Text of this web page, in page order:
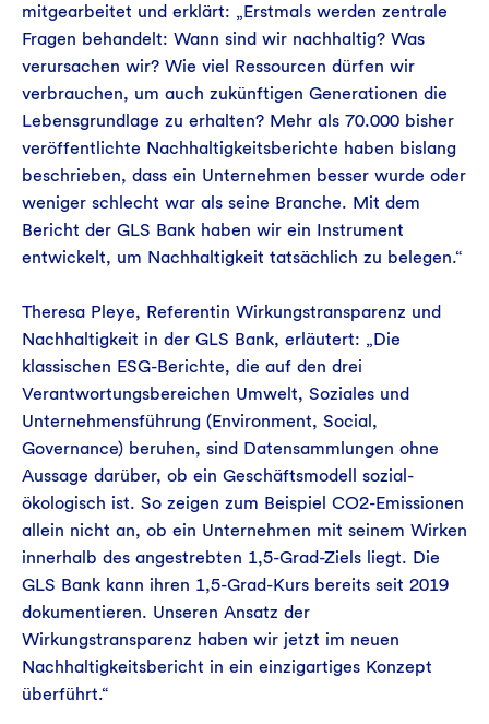
mitgearbeitet und erklärt: „Erstmals werden zentrale
Fragen behandelt: Wann sind wir nachhaltig? Was
verursachen wir? Wie viel Ressourcen dürfen wir
verbrauchen, um auch zukünftigen Generationen die
Lebensgrundlage zu erhalten? Mehr als 70.000 bisher
veröffentlichte Nachhaltigkeitsberichte haben bislang
beschrieben, dass ein Unternehmen besser wurde oder
weniger schlecht war als seine Branche. Mit dem
Bericht der GLS Bank haben wir ein Instrument
entwickelt, um Nachhaltigkeit tatsächlich zu belegen.“
Theresa Pleye, Referentin Wirkungstransparenz und
Nachhaltigkeit in der GLS Bank, erläutert: „Die
klassischen ESG-Berichte, die auf den drei
Verantwortungsbereichen Umwelt, Soziales und
Unternehmensführung (Environment, Social,
Governance) beruhen, sind Datensammlungen ohne
Aussage darüber, ob ein Geschäftsmodell sozial-
ökologisch ist. So zeigen zum Beispiel CO2-Emissionen
allein nicht an, ob ein Unternehmen mit seinem Wirken
innerhalb des angestrebten 1,5-Grad-Ziels liegt. Die
GLS Bank kann ihren 1,5-Grad-Kurs bereits seit 2019
dokumentieren. Unseren Ansatz der
Wirkungstransparenz haben wir jetzt im neuen
Nachhaltigkeitsbericht in ein einzigartiges Konzept
überführt.“